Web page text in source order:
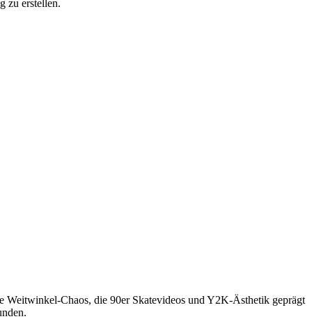
zu erstellen.
Chaos, die 90er Skatevideos und Y2K-Ästhetik geprägt